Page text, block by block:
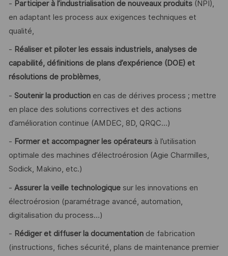
- Participer à l’industrialisation de nouveaux produits(NPI),
en adaptant les process aux exigences techniques et
qualité,
- Réaliser et piloter les essais industriels, analyses de
capabilité, définitions de plans d’expérience (DOE) et
résolutions de problèmes,
- Soutenir la productionen cas de dérives process ; mettre
en place des solutions correctives et des actions
d’amélioration continue (AMDEC, 8D, QRQC…)
- Former et accompagner les opérateursà l’utilisation
optimale des machines d’électroérosion (Agie Charmilles,
Sodick, Makino, etc.)
- Assurer la veille technologiquesur les innovations en
électroérosion (paramétrage avancé, automation,
digitalisation du process…)
- Rédiger et diffuser la documentationde fabrication
(instructions, fiches sécurité, plans de maintenance premier